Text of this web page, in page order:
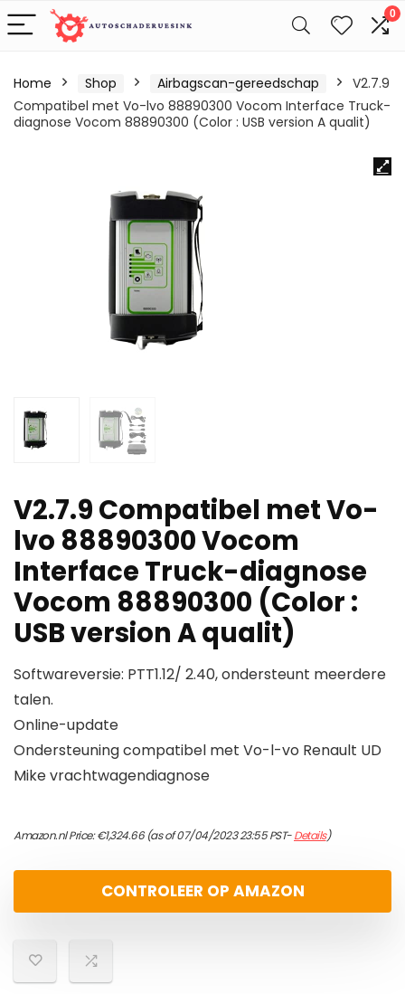
0
Home Shop Airbagscan-gereedschap
V2.7.9
Compatibel met Vo-lvo 88890300 Vocom Interface Truck-
diagnose Vocom 88890300 (Color : USB version A qualit)
V2.7.9 Compatibel met Vo-
lvo 88890300 Vocom
Interface Truck-diagnose
Vocom 88890300 (Color :
USB version A qualit)
Softwareversie: PTT1.12/ 2.40, ondersteunt meerdere
talen.
Online-update
Ondersteuning compatibel met Vo-l-vo Renault UD
Mike vrachtwagendiagnose
Amazon.nl Price:€1,324.66(as of 07/04/2023 23:55 PST-Details)
CONTROLEER OP AMAZON